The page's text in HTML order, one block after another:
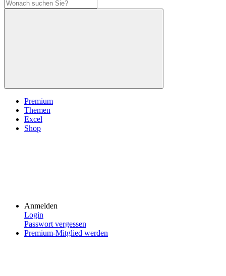
Premium
Themen
Excel
Shop
Anmelden
Login
Passwort vergessen
Premium-Mitglied werden